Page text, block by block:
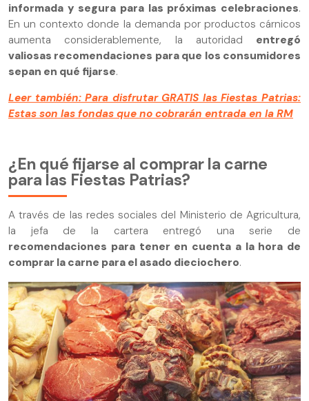
informada y segura para las próximas celebraciones.
En un contexto donde la demanda por productos cárnicos
aumenta considerablemente, la autoridad entregó
valiosas recomendaciones para que los consumidores
sepan en qué fijarse.
Leer también: Para disfrutar GRATIS las Fiestas Patrias:
Estas son las fondas que no cobrarán entrada en la RM
¿En qué fijarse al comprar la carne
para las Fiestas Patrias?
A través de las redes sociales del Ministerio de Agricultura,
la jefa de la cartera entregó una serie de
recomendaciones para tener en cuenta a la hora de
comprar la carne para el asado dieciochero.